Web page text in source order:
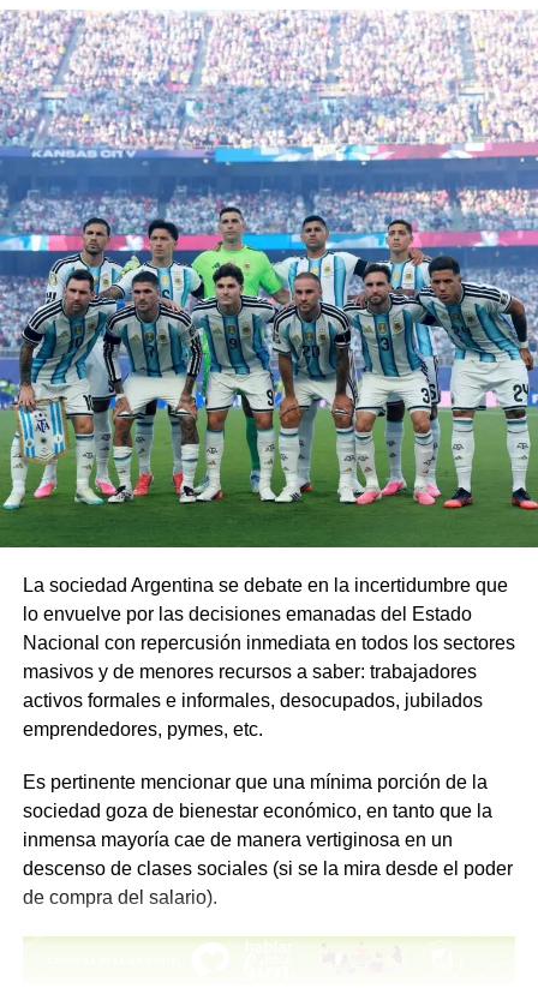
La sociedad Argentina se debate en la incertidumbre que
lo envuelve por las decisiones emanadas del Estado
Nacional con repercusión inmediata en todos los sectores
masivos y de menores recursos a saber: trabajadores
activos formales e informales, desocupados, jubilados
emprendedores, pymes, etc.
Es pertinente mencionar que una mínima porción de la
sociedad goza de bienestar económico, en tanto que la
inmensa mayoría cae de manera vertiginosa en un
descenso de clases sociales (si se la mira desde el poder
de compra del salario).